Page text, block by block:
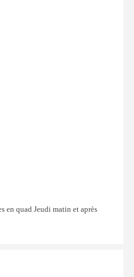
en quad Jeudi matin et après